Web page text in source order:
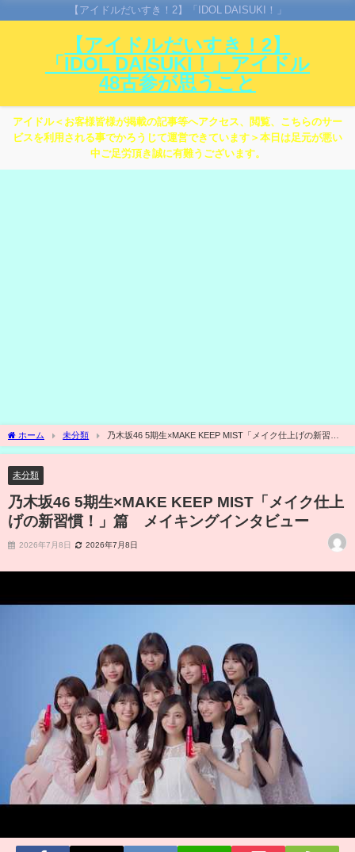
【アイドルだいすき！2】「IDOL DAISUKI！」
【アイドルだいすき！2】
「IDOL DAISUKI！」アイドル
48古参が思うこと
アイドル＜お客様皆様が掲載の記事等へアクセス、閲覧、こちらのサー
ビスを利用される事でかろうじて運営できています＞本日は足元が悪い
中ご足労頂き誠に有難うございます。
ホーム 未分類
乃木坂46 5期生×MAKE KEEP MIST「メイク仕上げの新習
慣！」篇 メイキングインタビュー
未分類
乃木坂46 5期生×MAKE KEEP MIST「メイク仕上
げの新習慣！」篇 メイキングインタビュー
2026年7月8日 2026年7月8日